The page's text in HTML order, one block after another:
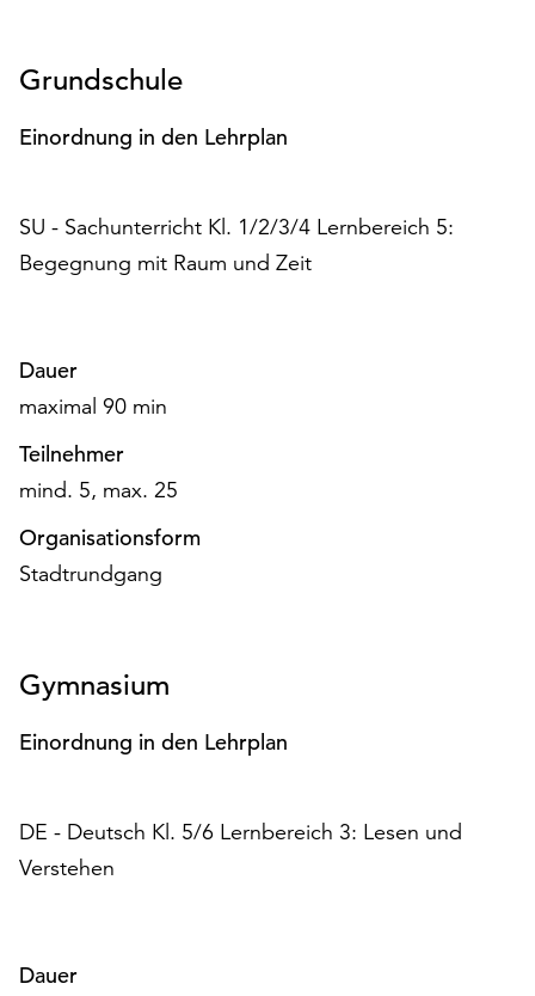
Sie
können
Ihr
Einverständnis
und
widerrufen.
am
Ende
Seite
die
Schaltfläche
„Cookie-
Einstellungen“
zur
Cookies
werden
auch
ohne
weiterhin
ausgeführt.
die
Grundschule
Einordnung in den Lehrplan
SU - Sachunterricht Kl. 1/2/3/4 Lernbereich 5:
Begegnung mit Raum und Zeit
Dauer
maximal 90 min
Teilnehmer
mind. 5, max. 25
Organisationsform
Stadtrundgang
Gymnasium
Einordnung in den Lehrplan
DE - Deutsch Kl. 5/6 Lernbereich 3: Lesen und
Verstehen
Dauer